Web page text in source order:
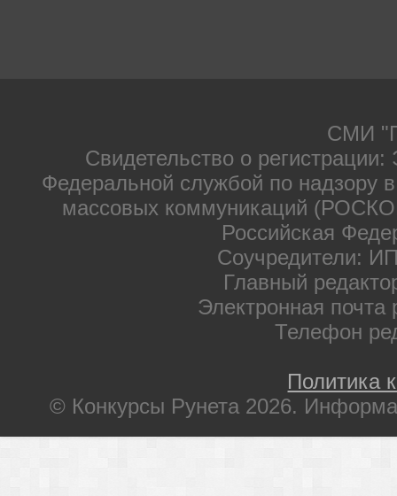
СМИ
Свидетельство о
Федеральной службой по надзору
массовых коммуникаций
Российская
Соучредители:
Главный
Электронная почта
Телефон
Политика
© Конкурсы Рунета 2026.